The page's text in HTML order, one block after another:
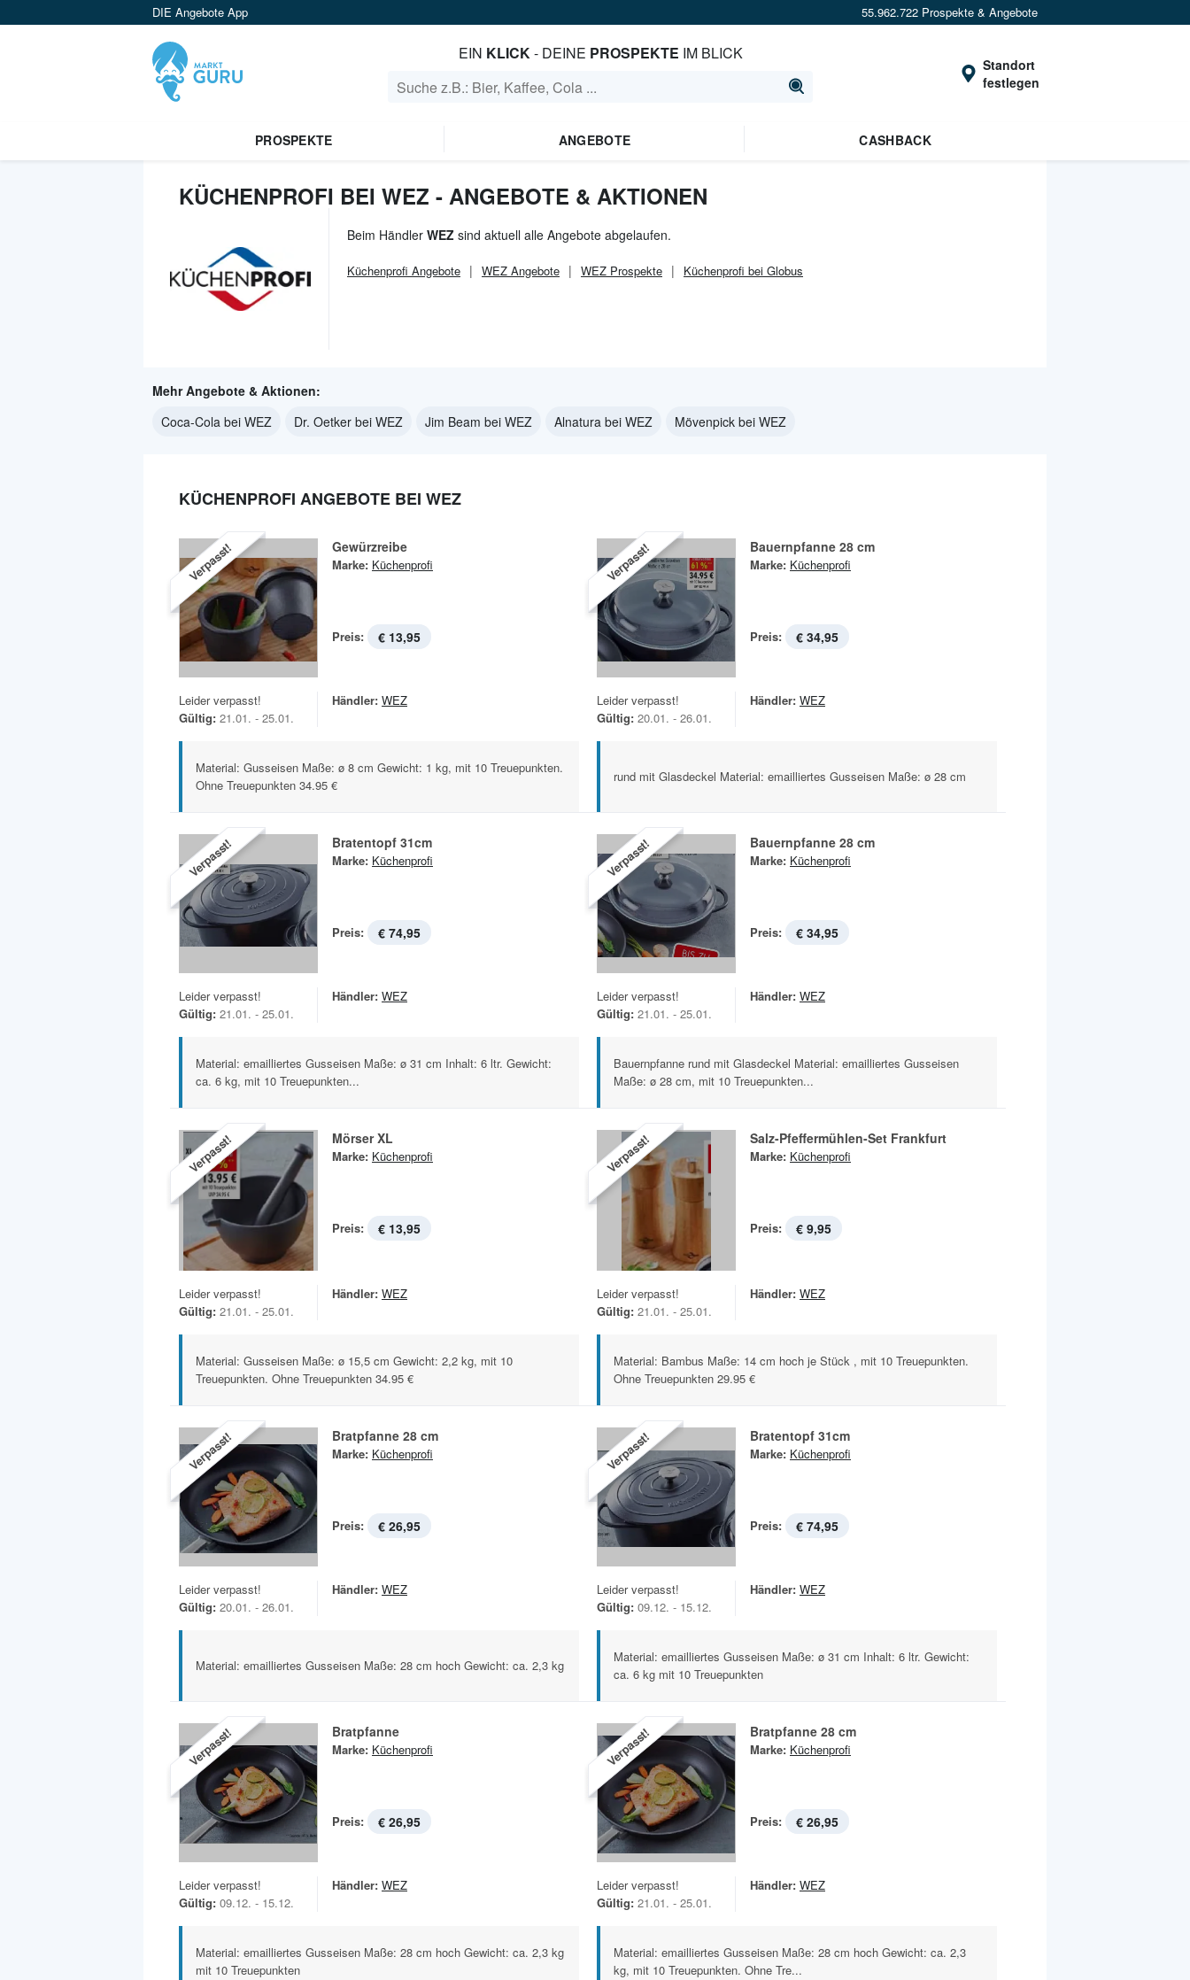
DIE Angebote App 55.962.722 Prospekte & Angebote
EIN KLICK- DEINE PROSPEKTE IM BLICK
Standort
festlegen
PROSPEKTE ANGEBOTE CASHBACK
KÜCHENPROFI BEI WEZ - ANGEBOTE & AKTIONEN
Beim Händler WEZ sind aktuell alle Angebote abgelaufen.
Küchenprofi Angebote WEZ Angebote WEZ Prospekte Küchenprofi bei Globus
Mehr Angebote & Aktionen:
Coca-Cola bei WEZ
Dr. Oetker bei WEZ Jim Beam bei WEZ Alnatura bei WEZ Mövenpick bei WEZ
KÜCHENPROFI ANGEBOTE BEI WEZ
Verpasst! Gewürzreibe
Marke: Küchenprofi
Preis: € 13,95
Leider verpasst!
Gültig: 21.01. - 25.01.
Händler: WEZ
Material: Gusseisen Maße: ø 8 cm Gewicht: 1 kg, mit 10 Treuepunkten.
Ohne Treuepunkten 34.95 €
Verpasst! Bauernpfanne 28 cm
Marke: Küchenprofi
Preis: € 34,95
Leider verpasst!
Gültig: 20.01. - 26.01.
Händler: WEZ
rund mit Glasdeckel Material: emailliertes Gusseisen Maße: ø 28 cm
Verpasst! Bratentopf 31cm
Marke: Küchenprofi
Preis: € 74,95
Leider verpasst!
Gültig: 21.01. - 25.01.
Händler: WEZ
Material: emailliertes Gusseisen Maße: ø 31 cm Inhalt: 6 ltr. Gewicht:
ca. 6 kg, mit 10 Treuepunkten...
Verpasst! Bauernpfanne 28 cm
Marke: Küchenprofi
Preis: € 34,95
Leider verpasst!
Gültig: 21.01. - 25.01.
Händler: WEZ
Bauernpfanne rund mit Glasdeckel Material: emailliertes Gusseisen
Maße: ø 28 cm, mit 10 Treuepunkten...
Verpasst! Mörser XL
Marke: Küchenprofi
Preis: € 13,95
Leider verpasst!
Gültig: 21.01. - 25.01.
Händler: WEZ
Material: Gusseisen Maße: ø 15,5 cm Gewicht: 2,2 kg, mit 10
Treuepunkten. Ohne Treuepunkten 34.95 €
Verpasst! Salz-Pfeffermühlen-Set Frankfurt
Marke: Küchenprofi
Preis: € 9,95
Leider verpasst!
Gültig: 21.01. - 25.01.
Händler: WEZ
Material: Bambus Maße: 14 cm hoch je Stück , mit 10 Treuepunkten.
Ohne Treuepunkten 29.95 €
Verpasst! Bratpfanne 28 cm
Marke: Küchenprofi
Preis: € 26,95
Leider verpasst!
Gültig: 20.01. - 26.01.
Händler: WEZ
Material: emailliertes Gusseisen Maße: 28 cm hoch Gewicht: ca. 2,3 kg
Verpasst! Bratentopf 31cm
Marke: Küchenprofi
Preis: € 74,95
Leider verpasst!
Gültig: 09.12. - 15.12.
Händler: WEZ
Material: emailliertes Gusseisen Maße: ø 31 cm Inhalt: 6 ltr. Gewicht:
ca. 6 kg mit 10 Treuepunkten
Verpasst! Bratpfanne
Marke: Küchenprofi
Preis: € 26,95
Leider verpasst!
Gültig: 09.12. - 15.12.
Händler: WEZ
Material: emailliertes Gusseisen Maße: 28 cm hoch Gewicht: ca. 2,3 kg
mit 10 Treuepunkten
Verpasst! Bratpfanne 28 cm
Marke: Küchenprofi
Preis: € 26,95
Leider verpasst!
Gültig: 21.01. - 25.01.
Händler: WEZ
Material: emailliertes Gusseisen Maße: 28 cm hoch Gewicht: ca. 2,3
kg, mit 10 Treuepunkten. Ohne Tre...